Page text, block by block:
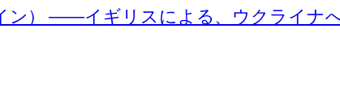
ン） ――イギリスによる、ウクライナ